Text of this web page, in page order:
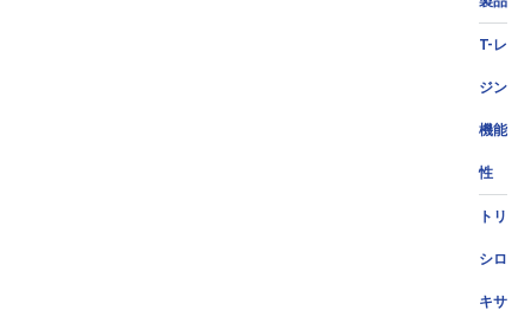
T-レ
ジン
機能
性
トリ
シロ
キサ